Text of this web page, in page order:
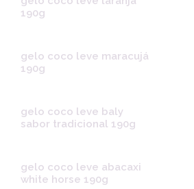
190g
gelo coco leve maracujá
190g
gelo coco leve baly
sabor tradicional 190g
gelo coco leve abacaxi
white horse 190g